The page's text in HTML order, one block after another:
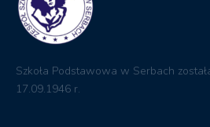
Biuletyn informacji Publicznej
Dziennik elektroniczny
Kontakt